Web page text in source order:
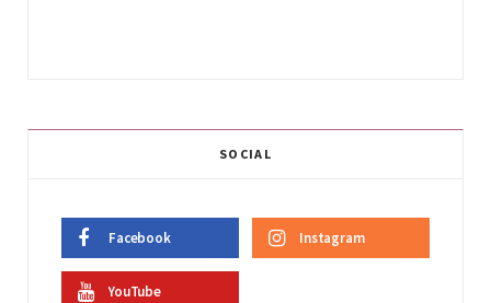
SOCIAL
Facebook Instagram
YouTube